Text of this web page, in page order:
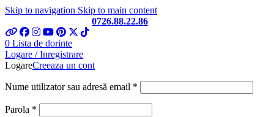
Skip to navigation Skip to main content
0726.88.22.86
0 Lista de dorinte
Logare / Inregistrare
LogareCreeaza un cont
Nume utilizator sau adresă email *
Parola *